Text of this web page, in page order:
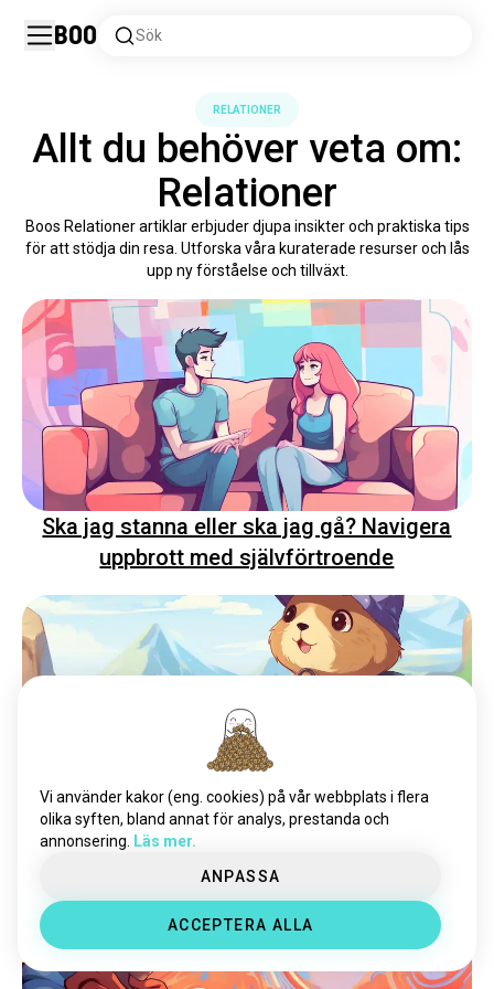
Boo Sök
RELATIONER
Allt du behöver veta om:
Relationer
Boos Relationer artiklar erbjuder djupa insikter och praktiska tips
för att stödja din resa. Utforska våra kuraterade resurser och lås
upp ny förståelse och tillväxt.
Ska jag stanna eller ska jag gå? Navigera
uppbrott med självförtroende
Groundhogging: Bryta Från Relationscykler
Vi använder kakor (eng. cookies) på vår webbplats i flera
olika syften, bland annat för analys, prestanda och
annonsering.
Läs mer.
ANPASSA
ACCEPTERA ALLA